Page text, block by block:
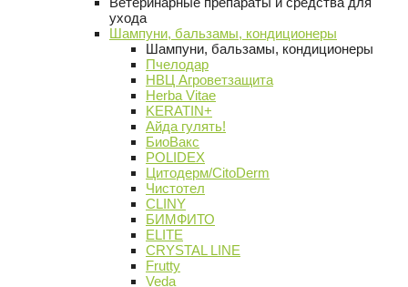
ухода
Шампуни, бальзамы, кондиционеры
Шампуни, бальзамы, кондиционеры
Пчелодар
НВЦ Агроветзащита
Herba Vitae
KERATIN+
Айда гулять!
БиоВакс
POLIDEX
Цитодерм/CitoDerm
Чистотел
CLINY
БИМФИТО
ELITE
CRYSTAL LINE
Frutty
Veda